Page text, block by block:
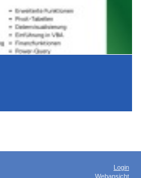
Login
Webansicht